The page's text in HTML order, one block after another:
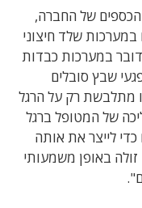
של החברה,
במערכות שלד חיצוני
במערכות כבדות
שבץ סובלים
מתלבשת רק על הרגל
של המטופל ברגל
לייצר את אותה
באופן משמעותי